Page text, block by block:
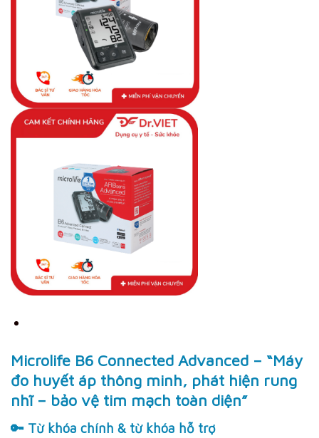
Microlife B6 Connected Advanced – “Máy
đo huyết áp thông minh, phát hiện rung
nhĩ – bảo vệ tim mạch toàn diện”
🔑 Từ khóa chính & từ khóa hỗ trợ